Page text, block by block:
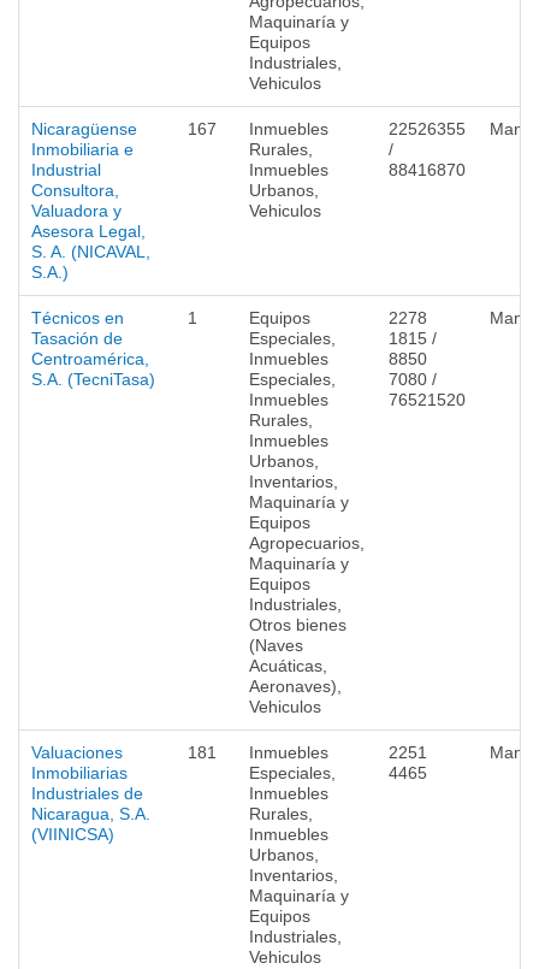
Maquinaría y
Equipos
Industriales,
Vehiculos
Nicaragüense
Inmobiliaria e
Industrial
Consultora,
Valuadora y
Asesora Legal,
S. A. (NICAVAL,
S.A.)
167
Inmuebles
Rurales,
Inmuebles
Urbanos,
Vehiculos
22526355
/
88416870
Técnicos en
Tasación de
Centroamérica,
S.A. (TecniTasa)
1
Equipos
Especiales,
Inmuebles
Especiales,
Inmuebles
Rurales,
Inmuebles
Urbanos,
Inventarios,
Maquinaría y
Equipos
Agropecuarios,
Maquinaría y
Equipos
Industriales,
Otros bienes
(Naves
Acuáticas,
Aeronaves),
Vehiculos
2278
1815 /
8850
7080 /
76521520
Valuaciones
Inmobiliarias
Industriales de
Nicaragua, S.A.
(VIINICSA)
181
Inmuebles
Especiales,
Inmuebles
Rurales,
Inmuebles
Urbanos,
Inventarios,
Maquinaría y
Equipos
Industriales,
Vehiculos
2251
4465